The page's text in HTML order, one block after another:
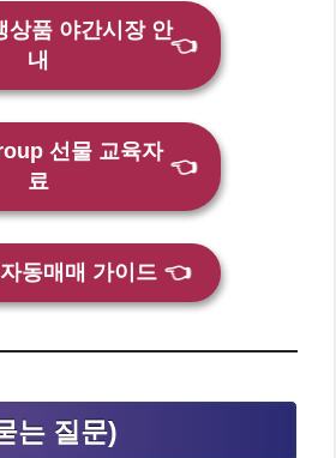
상품 야간시장 안
내
👈
선물 교육자
료
👈
동매매 가이드👈
는 질문)